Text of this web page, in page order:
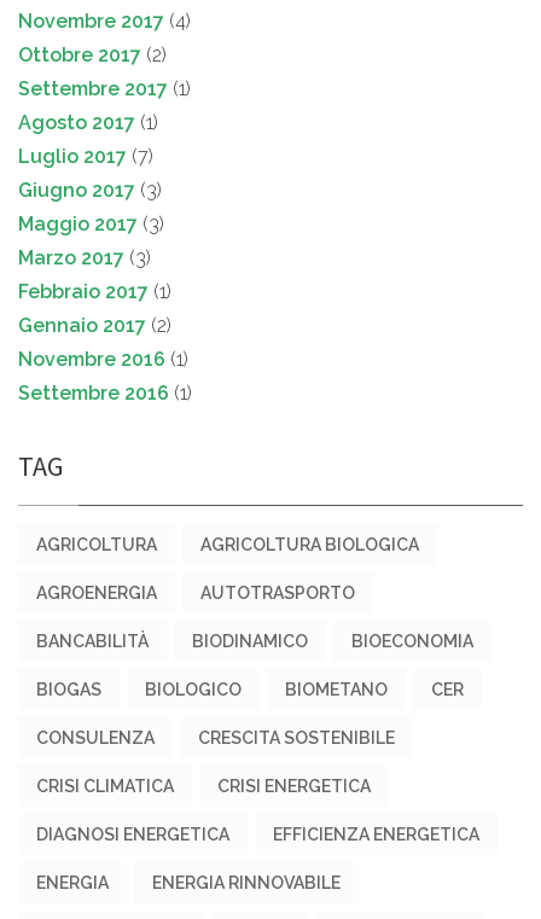
Novembre 2017 (4)
Ottobre 2017 (2)
Settembre 2017 (1)
Agosto 2017 (1)
Luglio 2017 (7)
Giugno 2017 (3)
Maggio 2017 (3)
Marzo 2017 (3)
Febbraio 2017 (1)
Gennaio 2017 (2)
Novembre 2016 (1)
Settembre 2016 (1)
TAG
AGRICOLTURA AGRICOLTURA BIOLOGICA
AGROENERGIA AUTOTRASPORTO
BANCABILITÀ BIODINAMICO BIOECONOMIA
BIOGAS BIOLOGICO BIOMETANO CER
CONSULENZA CRESCITA SOSTENIBILE
CRISI CLIMATICA CRISI ENERGETICA
DIAGNOSI ENERGETICA EFFICIENZA ENERGETICA
ENERGIA ENERGIA RINNOVABILE